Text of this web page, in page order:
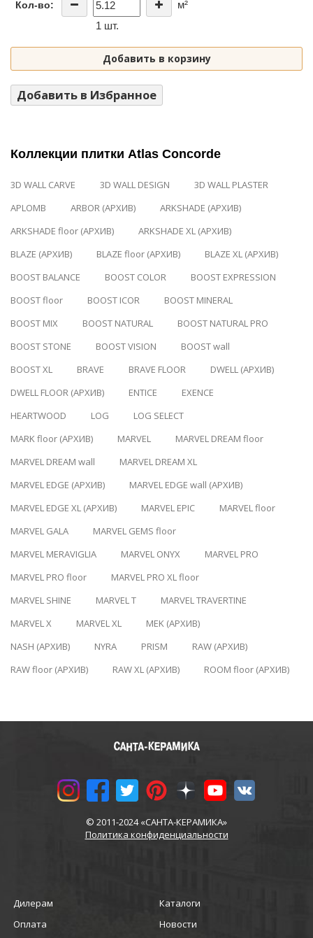
Кол-во:
м²
1 шт.
Добавить в корзину
Добавить в Избранное
Коллекции плитки Atlas Concorde
3D WALL CARVE 3D WALL DESIGN
3D WALL PLASTER
APLOMB
ARBOR (АРХИВ)
ARKSHADE (АРХИВ)
ARKSHADE floor (АРХИВ)
ARKSHADE XL (АРХИВ)
BLAZE (АРХИВ)
BLAZE floor (АРХИВ)
BLAZE XL (АРХИВ)
BOOST BALANCE
BOOST COLOR
BOOST EXPRESSION
BOOST floor
BOOST ICOR
BOOST MINERAL
BOOST MIX
BOOST NATURAL
BOOST NATURAL PRO
BOOST STONE
BOOST VISION
BOOST wall
BOOST XL
BRAVE BRAVE FLOOR
DWELL (АРХИВ)
DWELL FLOOR (АРХИВ)
ENTICE
EXENCE
HEARTWOOD
LOG
LOG SELECT
MARK floor (АРХИВ)
MARVEL
MARVEL DREAM floor
MARVEL DREAM wall
MARVEL DREAM XL
MARVEL EDGE (АРХИВ)
MARVEL EDGE wall (АРХИВ)
MARVEL EDGE XL (АРХИВ)
MARVEL EPIC
MARVEL floor
MARVEL GALA
MARVEL GEMS floor
MARVEL MERAVIGLIA
MARVEL ONYX
MARVEL PRO
MARVEL PRO floor
MARVEL PRO XL floor
MARVEL SHINE
MARVEL T
MARVEL TRAVERTINE
MARVEL X
MARVEL XL
MEK (АРХИВ)
NASH (АРХИВ)
NYRA PRISM
RAW (АРХИВ)
RAW floor (АРХИВ)
RAW XL (АРХИВ) ROOM floor (АРХИВ)
© 2011-2024 «САНТА-КЕРАМИКА»
Политика конфиденциальности
Дилерам
Каталоги
Оплата
Новости